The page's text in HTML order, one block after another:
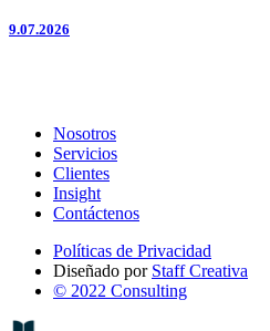
9.07.2026
Nosotros
Servicios
Clientes
Insight
Contáctenos
Políticas de Privacidad
Diseñado por Staff Creativa
© 2022 Consulting